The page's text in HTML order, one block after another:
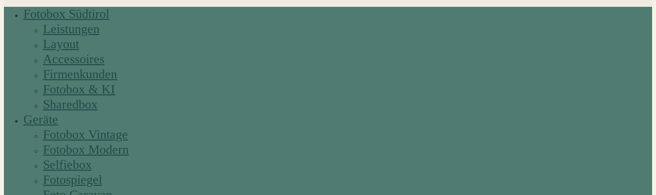
Fotobox Südtirol
Leistungen
Layout
Accessoires
Firmenkunden
Fotobox & KI
Sharedbox
Geräte
Fotobox Vintage
Fotobox Modern
Selfiebox
Fotospiegel